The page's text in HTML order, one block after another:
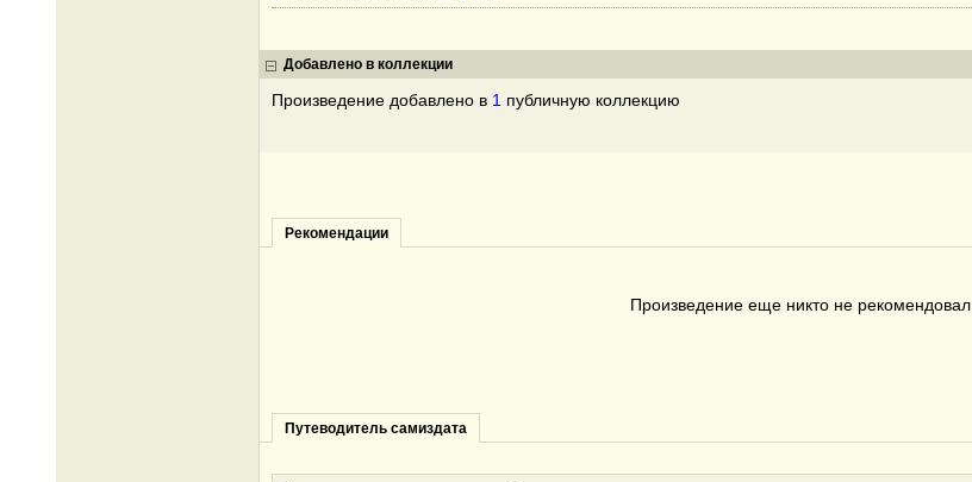
Добавлено в коллекции
Произведение добавлено в 1 публичную коллекцию
Рекомендации
Произведение еще никто не рекомендовал
Путеводитель самиздата